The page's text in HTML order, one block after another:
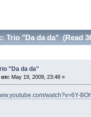
Trio "Da da da" (Read
"Da da da"
on: May 19, 2009, 23:48 »
watch?v=6Y-